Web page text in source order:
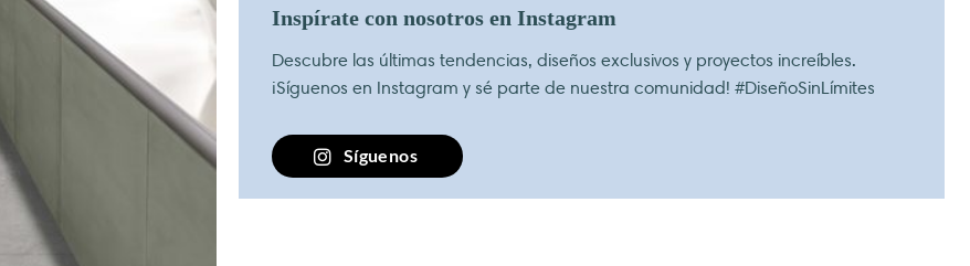
Inspírate con nosotros en Instagram
Descubre las últimas tendencias, diseños exclusivos y proyectos increíbles.
¡Síguenos en Instagram y sé parte de nuestra comunidad! #DiseñoSinLímites
Síguenos